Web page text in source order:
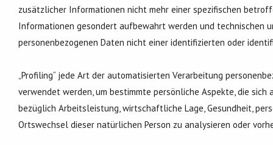
zusätzlicher Informationen nicht mehr einer spezifischen
Informationen gesondert aufbewahrt werden und technischen
personenbezogenen Daten nicht einer identifizierten oder
„Profiling“ jede Art der automatisierten Verarbeitung
verwendet werden, um bestimmte persönliche Aspekte, die
bezüglich Arbeitsleistung, wirtschaftliche Lage, Gesundheit,
Ortswechsel dieser natürlichen Person zu analysieren oder